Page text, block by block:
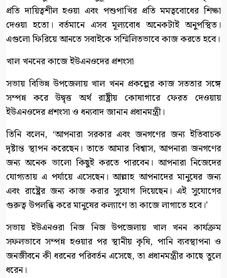
প্রতি দায়িত্বশীল হওয়া এবং পশুপাখির প্রতি মমত্ববোধের শিক্ষা
দেওয়া হতো। বর্তমানে এসব মূল্যবোধ অনেকটাই অনুপস্থিত।
এগুলো ফিরিয়ে আনতে সবাইকে সম্মিলিতভাবে কাজ করতে হবে।
খাল খননের কাজে ইউএনওদের প্রশংসা
সভায় বিভিন্ন উপজেলায় খাল খনন প্রকল্পের কাজ সততার সঙ্গে
সম্পন্ন করে উদ্বৃত্ত অর্থ রাষ্ট্রীয় কোষাগারে ফেরত দেওয়ায়
ইউএনওদের প্রশংসা ও ধন্যবাদ জানান প্রধানমন্ত্রী।
তিনি বলেন, ‘আপনারা সরকার এবং জনগণের জন্য ইতিবাচক
দৃষ্টান্ত স্থাপন করেছেন। তাতে আমার বিশ্বাস, আপনারা জনগণের
জন্য অনেক ভালো কিছুই করতে পারবেন। আপনারা নিজেদের
যোগ্যতায় এ পর্যায়ে এসেছেন। আল্লাহ আপনাদের মানুষের জন্য
এবং রাষ্ট্রের জন্য কাজ করার সুযোগ দিয়েছেন। এই সুযোগের
গুরুত্ব উপলব্ধি করে মানুষের কল্যাণে তা কাজে লাগাতে হবে।’
সভায় ইউএনওরা নিজ নিজ উপজেলায় খাল খনন কার্যক্রম
সফলভাবে সম্পন্ন হওয়ার পর স্থানীয় কৃষি, পানি ব্যবস্থাপনা ও
জনজীবনে কী ধরনের পরিবর্তন এসেছে, তা প্রধানমন্ত্রীর কাছে তুলে
ধরেন।